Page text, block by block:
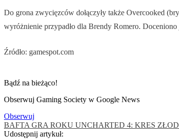
Do grona zwycięzców dołączyły także Overcooked
wyróżnienie przypadło dla Brendy Romero.
Źródło: gamespot.com
Bądź na bieżąco!
Obserwuj Gaming Society w Google News
Obserwuj
BAFTA GRA ROKU UNCHARTED 4: KRES
Udostępnij artykuł: